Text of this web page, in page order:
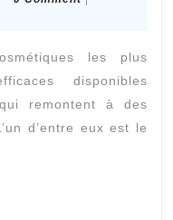
les plus
disponibles
remontent à des
d’entre eux est le